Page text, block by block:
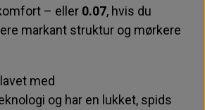
– eller 0.07, hvis du
markant struktur og mørkere
med
og har en lukket, spids